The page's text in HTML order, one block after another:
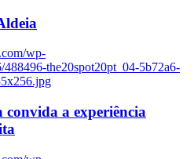
wp-
488496-the20spot20pt_04-5b72a6-
a experiência